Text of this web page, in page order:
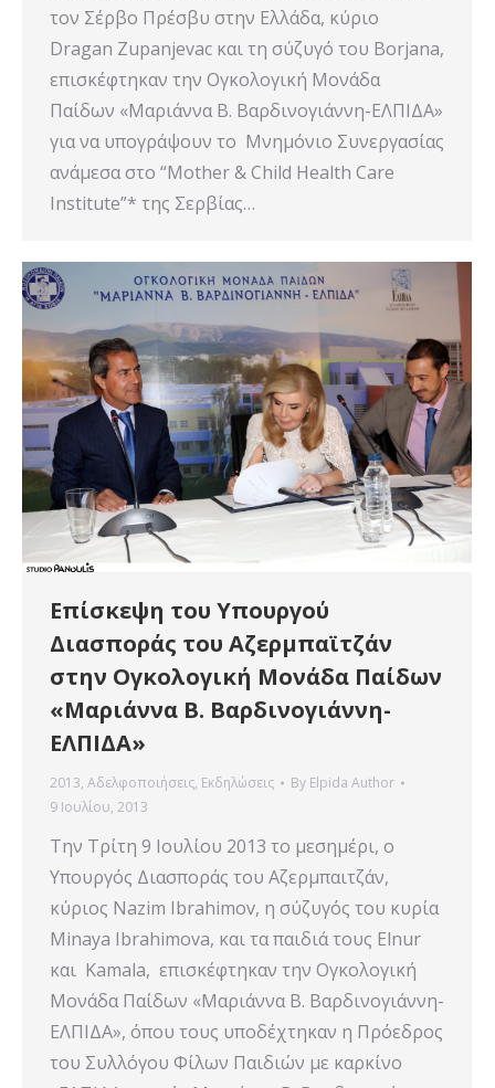
τον Σέρβο Πρέσβυ στην Ελλάδα, κύριο
Dragan Zupanjevac και τη σύζυγό του Borjana,
επισκέφτηκαν την Ογκολογική Μονάδα
Παίδων «Μαριάννα Β. Βαρδινογιάννη-ΕΛΠΙΔΑ»
για να υπογράψουν το Μνημόνιο Συνεργασίας
ανάμεσα στο “Mother & Child Health Care
Institute”* της Σερβίας…
Επίσκεψη του Υπουργού
Διασποράς του Αζερμπαϊτζάν
στην Ογκολογική Μονάδα Παίδων
«Μαριάννα Β. Βαρδινογιάννη-
ΕΛΠΙΔΑ»
2013, Αδελφοποιήσεις, Εκδηλώσεις By Elpida Author
9 Ιουλίου, 2013
Την Τρίτη 9 Ιουλίου 2013 το μεσημέρι, ο
Υπουργός Διασποράς του Αζερμπαιτζάν,
κύριος Nazim Ibrahimov, η σύζυγός του κυρία
Minaya Ibrahimova, και τα παιδιά τους Εlnur
και Kamala, επισκέφτηκαν την Ογκολογική
Μονάδα Παίδων «Μαριάννα Β. Βαρδινογιάννη-
ΕΛΠΙΔΑ», όπου τους υποδέχτηκαν η Πρόεδρος
του Συλλόγου Φίλων Παιδιών με καρκίνο